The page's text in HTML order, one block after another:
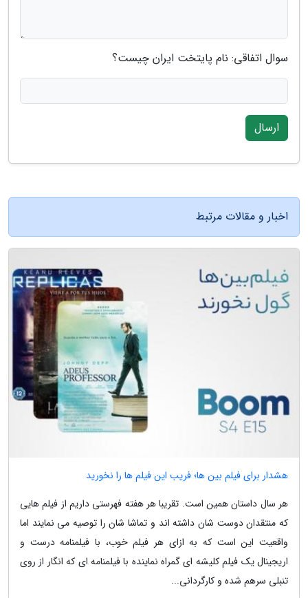
سوال اتفاقی: نام پایتخت ایران چیست؟
ارسال
اخبار و مقالات مرتبط
هشدار برای فیلم بین ها؛ فریب این فیلم ها را نخورید
هر سال داستان همین است. تقریبا هر هفته فهرستی داریم از فیلم هایی
که منتقدان دوست شان داشته اند و تماشا شان را توصیه می نمایند اما
واقعیت این است که به ازای هر فیلم خوب، با فیلمنامه درست و
اریجینال یک فیلم کلیشه ای گمراه نماینده با فیلمنامه ای که انگار از روی
تنبلی سرهم شده و کارگردانی...